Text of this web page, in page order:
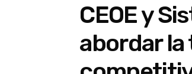
CEOE y
abordar